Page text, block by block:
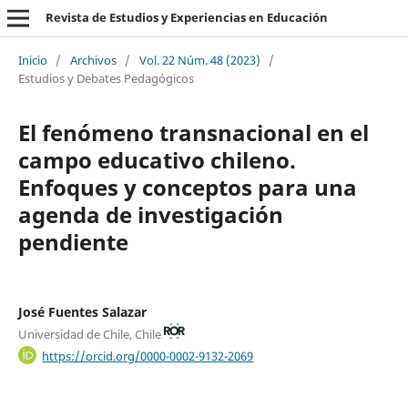
Revista de Estudios y Experiencias en Educación
Inicio / Archivos / Vol. 22 Núm. 48 (2023)
/
Estudios y Debates Pedagógicos
El fenómeno transnacional en el
campo educativo chileno.
Enfoques y conceptos para una
agenda de investigación
pendiente
José Fuentes Salazar
Universidad de Chile, Chile
https://orcid.org/0000-0002-9132-2069